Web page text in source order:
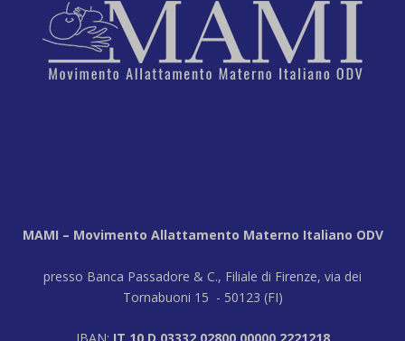
MAMI – Movimento Allattamento Materno Italiano ODV
presso Banca Passadore & C., Filiale di Firenze, via dei
Tornabuoni 15 - 50123 (FI)